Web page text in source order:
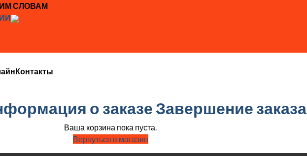
СЛОВАМ
Контакты
о заказе Завершение заказа
Ваша корзина пока пуста.
Вернуться в магазин